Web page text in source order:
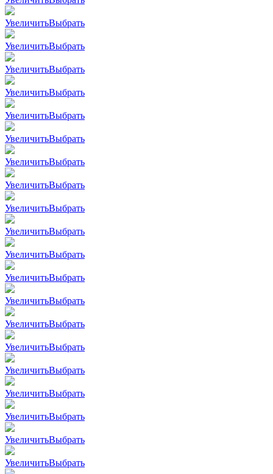
УвеличитьВыбрать
УвеличитьВыбрать
УвеличитьВыбрать
УвеличитьВыбрать
УвеличитьВыбрать
УвеличитьВыбрать
УвеличитьВыбрать
УвеличитьВыбрать
УвеличитьВыбрать
УвеличитьВыбрать
УвеличитьВыбрать
УвеличитьВыбрать
УвеличитьВыбрать
УвеличитьВыбрать
УвеличитьВыбрать
УвеличитьВыбрать
УвеличитьВыбрать
УвеличитьВыбрать
УвеличитьВыбрать
УвеличитьВыбрать